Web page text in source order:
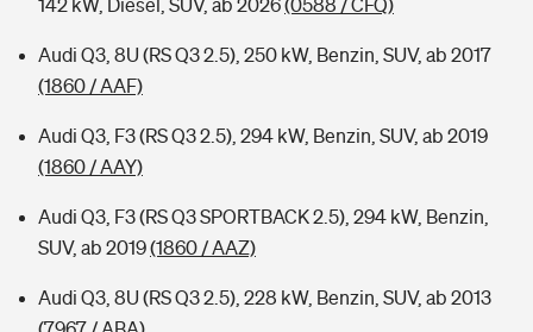
142 kW, Diesel, SUV, ab 2026(0588 / CFQ)
Audi Q3, 8U (RS Q3 2.5), 250 kW, Benzin, SUV, ab 2017
(1860 / AAF)
Audi Q3, F3 (RS Q3 2.5), 294 kW, Benzin, SUV, ab 2019
(1860 / AAY)
Audi Q3, F3 (RS Q3 SPORTBACK 2.5), 294 kW, Benzin,
SUV, ab 2019(1860 / AAZ)
Audi Q3, 8U (RS Q3 2.5), 228 kW, Benzin, SUV, ab 2013